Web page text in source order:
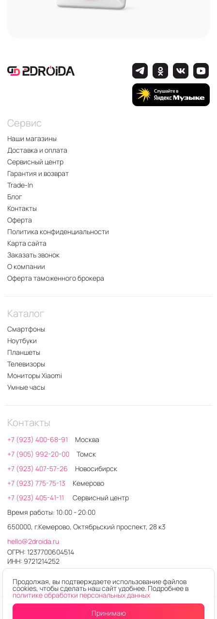
Купить в один клик
Сервис
Наши магазины
Доставка и оплата
Сервисный центр
Гарантия и возврат
Trade-In
Блог
Контакты
Оферта
Политика конфиденциальности
Карта сайта
Заказать звонок
О компании
Оферта таможенного брокера
Каталог
Смартфоны
Ноутбуки
Планшеты
Телевизоры
Мониторы Xiaomi
Умные часы
Контакты
+7 (923) 400-68-91
Москва
+7 (905) 992-20-00
Томск
+7 (923) 407-57-26
Новосибирск
+7 (923) 775-75-13
Кемерово
+7 (923) 405-41-11
Сервисный центр
Время работы: 10:00 - 20:00
650000, г.Кемерово, Октябрьский проспект, 28 к3
hello@2droida.ru
ОГРН: 1237700604514
ИНН: 9721214252
© 2026. Любое использование контента без письменного
Продолжая, вы подтверждаете использование файлов
cookies, чтобы сделать наш сайт удобнее. Подробнее в
политике обработки персональных данных
Принимаю